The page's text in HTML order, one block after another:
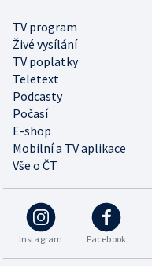
TV program
Živé vysílání
TV poplatky
Teletext
Podcasty
Počasí
E-shop
Mobilní a TV aplikace
Vše o ČT
Instagram Facebook